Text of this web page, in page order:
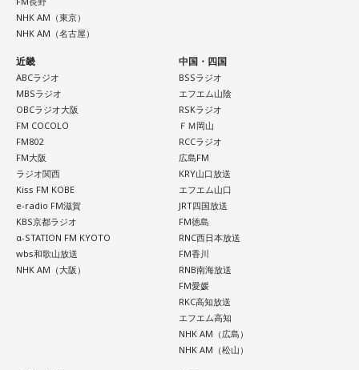
最後に、ゴリさんが「今、想いを伝えたい方」として名前を
挙げたのは、ボクシング元世界王者の具志堅用高さんでし
た。今年で世界王座獲得から50年という節目の年を迎えるこ
とに触れ、「手紙を書きたい」と温かい想いを語りました。
＜番組概要＞
番組名：日本郵便 SUNDAY'S POST
放送日時：毎週日曜 15:00～15:50
パーソナリティ：小山薫堂、宇賀なつみ
番組Webサイト：
https://www.tfm.co.jp/post/
番組公式X：@sundayspost1
【8位】乙女座（おとめ座）
「ちゃんとしなきゃ」を少し緩めると、毎日がもっと楽しく
なりそうです。効率や正しさだけではなく、自分が心地よく
続けられる方法を探してみて。仕事のやり方を変えるのもお
すすめ。今日は一つだけ「やらなくていいこと」を決めてみ
ましょう。
【9位】牡牛座（おうし座）
いつもの安心感から少しだけ外へ出てみると、新しい楽しみ
が見つかりそう。大きく変える必要はありません。「ちょっ
と気になる」を試してみるくらいで十分です。今日は行って
みたいお店や場所を一つ探して、誰かを誘ってみてくださ
い。
周りを喜ばせることに一生懸命になりすぎて、自分の楽しみ
を忘れていないか確認したい日。今日は誰かのためではなく
「私が嬉しいから」を選んでみてください。今夜は自分だけ
の小さなご褒美時間を作ると心が整いそうです。
NHK AM（東京）
NHK AM（名古屋）
近畿
ABCラジオ
MBSラジオ
OBCラジオ大阪
FM COCOLO
FM802
FM大阪
ラジオ関西
Kiss FM KOBE
e-radio FM滋賀
KBS京都ラジオ
α-STATION FM KYOTO
wbs和歌山放送
NHK AM（大阪）
中国・四国
BSSラジオ
エフエム山陰
RSKラジオ
ＦＭ岡山
RCCラジオ
広島FM
KRY山口放送
エフエム山口
JRT四国放送
FM徳島
RNC西日本放送
FM香川
RNB南海放送
FM愛媛
RKC高知放送
エフエム高知
NHK AM（広島）
NHK AM（松山）